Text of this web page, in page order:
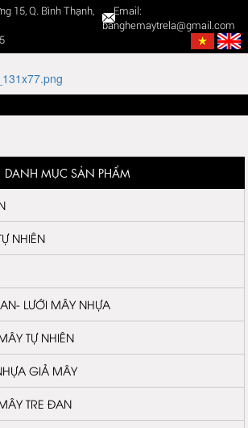
15, Q. Bình Thạnh,
Email:
banghemaytrela@gmail.com
DANH MỤC SẢN PHẨM
NHIÊN
LƯỚI MÂY NHỰA
TỰ NHIÊN
GIẢ MÂY
TRE ĐAN